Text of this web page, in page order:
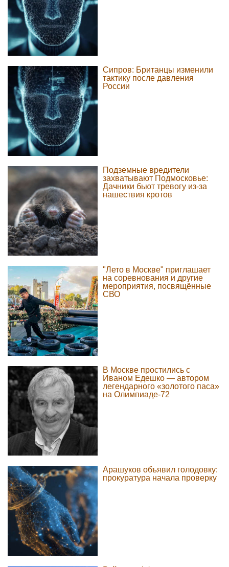
Сипров: Британцы изменили
тактику после давления
России
Подземные вредители
захватывают Подмосковье:
Дачники бьют тревогу из-за
нашествия кротов
"Лето в Москве" приглашает
на соревнования и другие
мероприятия, посвящённые
СВО
В Москве простились с
Иваном Едешко — автором
легендарного «золотого паса»
на Олимпиаде-72
Арашуков объявил голодовку:
прокуратура начала проверку